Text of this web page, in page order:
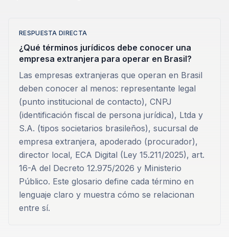
RESPUESTA DIRECTA
¿Qué términos jurídicos debe conocer una
empresa extranjera para operar en Brasil?
Las empresas extranjeras que operan en Brasil
deben conocer al menos: representante legal
(punto institucional de contacto), CNPJ
(identificación fiscal de persona jurídica), Ltda y
S.A. (tipos societarios brasileños), sucursal de
empresa extranjera, apoderado (procurador),
director local, ECA Digital (Ley 15.211/2025), art.
16-A del Decreto 12.975/2026 y Ministerio
Público. Este glosario define cada término en
lenguaje claro y muestra cómo se relacionan
entre sí.